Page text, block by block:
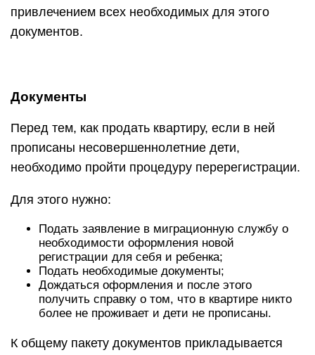
привлечением всех необходимых для этого
документов.
Документы
Перед тем, как продать квартиру, если в ней
прописаны несовершеннолетние дети,
необходимо пройти процедуру перерегистрации.
Для этого нужно:
Подать заявление в миграционную службу о
необходимости оформления новой
регистрации для себя и ребенка;
Подать необходимые документы;
Дождаться оформления и после этого
получить справку о том, что в квартире никто
более не проживает и дети не прописаны.
К общему пакету документов прикладывается